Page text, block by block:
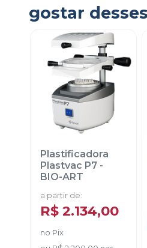
gostar desses
Plastificadora
Plastvac P7 -
BIO-ART
a partir de:
R$ 2.134,00
no Pix